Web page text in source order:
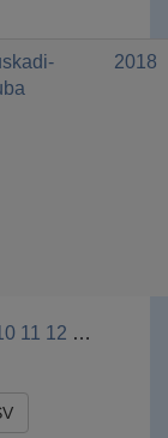
2018
11 12 …